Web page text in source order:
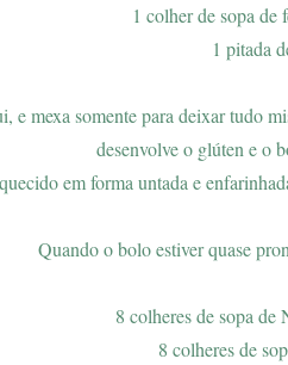
1 colher de sopa de
1 pitada
e mexa somente para deixar tudo
desenvolve o glúten e o
em forma untada e
Quando o bolo estiver quase
8 colheres de sopa de
8 colheres de